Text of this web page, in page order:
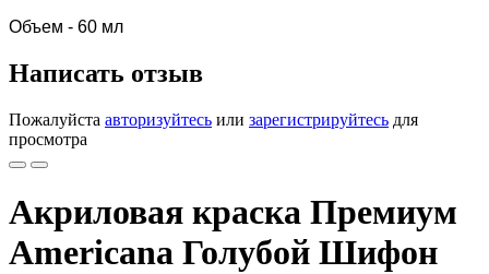
Объем - 60 мл
Написать отзыв
Пожалуйста авторизуйтесь или зарегистрируйтесь для
просмотра
Акриловая краска Премиум
Americana Голубой Шифон